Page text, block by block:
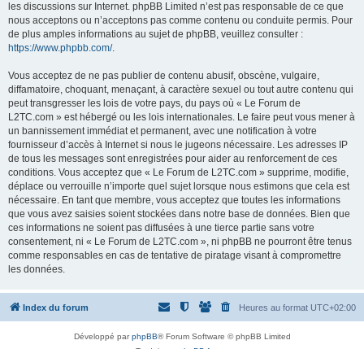
les discussions sur Internet. phpBB Limited n’est pas responsable de ce que
nous acceptons ou n’acceptons pas comme contenu ou conduite permis. Pour
de plus amples informations au sujet de phpBB, veuillez consulter :
https://www.phpbb.com/.
Vous acceptez de ne pas publier de contenu abusif, obscène, vulgaire,
diffamatoire, choquant, menaçant, à caractère sexuel ou tout autre contenu qui
peut transgresser les lois de votre pays, du pays où « Le Forum de
L2TC.com » est hébergé ou les lois internationales. Le faire peut vous mener à
un bannissement immédiat et permanent, avec une notification à votre
fournisseur d’accès à Internet si nous le jugeons nécessaire. Les adresses IP
de tous les messages sont enregistrées pour aider au renforcement de ces
conditions. Vous acceptez que « Le Forum de L2TC.com » supprime, modifie,
déplace ou verrouille n’importe quel sujet lorsque nous estimons que cela est
nécessaire. En tant que membre, vous acceptez que toutes les informations
que vous avez saisies soient stockées dans notre base de données. Bien que
ces informations ne soient pas diffusées à une tierce partie sans votre
consentement, ni « Le Forum de L2TC.com », ni phpBB ne pourront être tenus
comme responsables en cas de tentative de piratage visant à compromettre
les données.
Index du forum Heures au format UTC+02:00
Développé parphpBB® Forum Software © phpBB Limited